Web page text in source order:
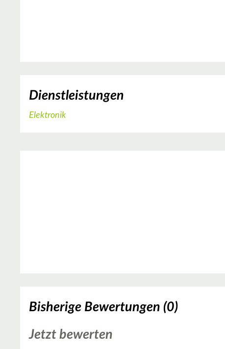
Dienstleistungen
Elektronik
Bisherige Bewertungen (0)
Jetzt bewerten